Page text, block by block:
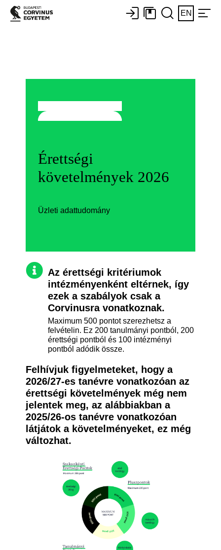
EN
Érettségi
követelmények 2026
Üzleti adattudomány
Az érettségi kritériumok
intézményenként eltérnek, így
ezek a szabályok csak a
Corvinusra vonatkoznak.
Maximum 500 pontot szerezhetsz a
felvételin. Ez 200 tanulmányi pontból, 200
érettségi pontból és 100 intézményi
pontból adódik össze.
Felhívjuk figyelmeteket, hogy a
2026/27-es tanévre vonatkozóan az
érettségi követelmények még nem
jelentek meg, az alábbiakban a
2025/26-os tanévre vonatkozóan
látjátok a követelményeket, ez még
változhat.